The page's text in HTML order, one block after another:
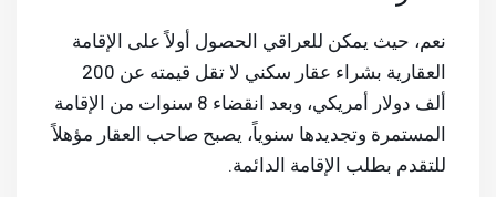
نعم، حيث يمكن للعراقي الحصول أولاً على الإقامة
العقارية بشراء عقار سكني لا تقل قيمته عن 200
ألف دولار أمريكي، وبعد انقضاء 8 سنوات من الإقامة
المستمرة وتجديدها سنوياً، يصبح صاحب العقار مؤهلاً
للتقدم بطلب الإقامة الدائمة.